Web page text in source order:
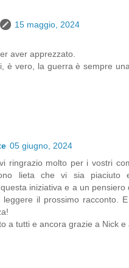
15 maggio, 2024
aver apprezzato.
è vero, la guerra è sempre
05 giugno, 2024
ringrazio molto per i vostri
lieta che vi sia piaciuto
iniziativa e a un pensiero
il prossimo racconto.
a tutti e ancora grazie a Nick e